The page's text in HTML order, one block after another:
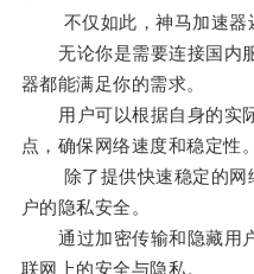
不仅如此，神马加速器还
无论你是需要连接国内服
器都能满足你的需求。
用户可以根据自身的实
点，确保网络速度和稳定性。
除了提供快速稳定的网
户的隐私安全。
通过加密传输和隐藏用户
联网上的安全与隐私。